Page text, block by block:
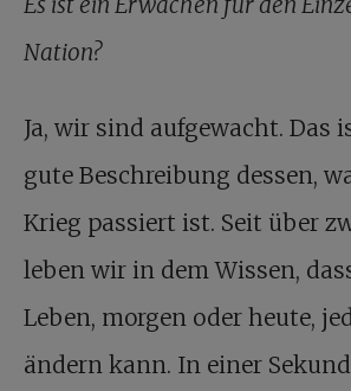
Nation?
Ja, wir sind aufgewacht. Das
gute Beschreibung dessen,
Krieg passiert ist. Seit über
leben wir in dem Wissen,
Leben, morgen oder heute,
ändern kann. In einer